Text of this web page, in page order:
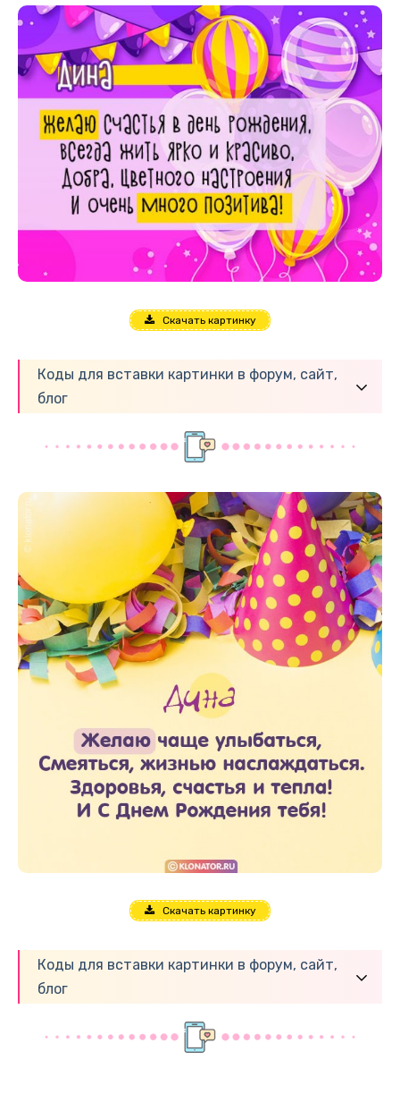
Скачать картинку
Коды для вставки картинки в форум, сайт,
блог
Скачать картинку
Коды для вставки картинки в форум, сайт,
блог